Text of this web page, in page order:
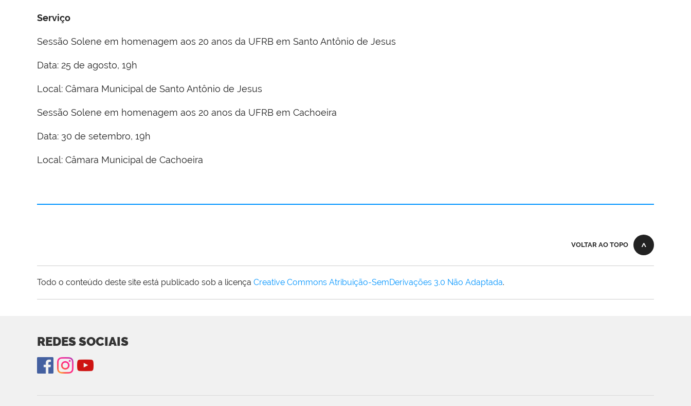
Serviço
Sessão Solene em homenagem aos 20 anos da UFRB em Santo Antônio de Jesus
Data: 25 de agosto, 19h
Local: Câmara Municipal de Santo Antônio de Jesus
Sessão Solene em homenagem aos 20 anos da UFRB em Cachoeira
Data: 30 de setembro, 19h
Local: Câmara Municipal de Cachoeira
VOLTAR AO TOPO
Todo o conteúdo deste site está publicado sob a licença Creative Commons Atribuição-SemDerivações 3.0 Não Adaptada.
REDES SOCIAIS